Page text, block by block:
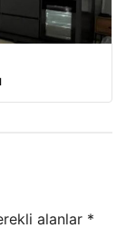
alanlar *